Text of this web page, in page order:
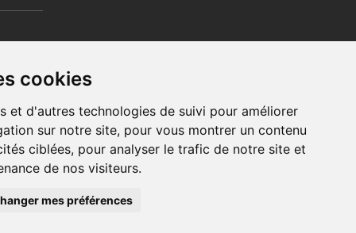
cookies
et d'autres technologies de suivi pour améliorer
sur notre site, pour vous montrer un contenu
ciblées, pour analyser le trafic de notre site et
de nos visiteurs.
mes préférences